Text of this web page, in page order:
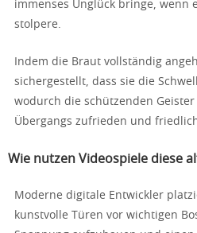
immenses Unglück bringe, wenn
stolpere.
Indem die Braut vollständig
sichergestellt, dass sie die
wodurch die schützenden
Übergangs zufrieden und
Wie nutzen Videospiele diese
Moderne digitale Entwickler
kunstvolle Türen vor wichtigen